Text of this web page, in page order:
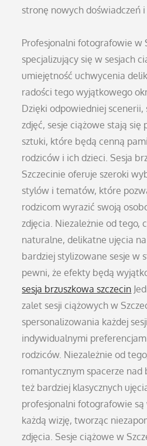
stronę nowych doświadczeń i
Profesjonalni fotografowie w
specjalizujący się w sesjach
umiejętność uchwycenia
radości tego wyjątkowego
Dzięki odpowiedniej
zdjęć, sesje ciążowe stają się
sztuki, które będą cenną
rodziców i ich dzieci. Sesja
Szczecinie oferuje szeroki
stylów i tematów, które
rodzicom wyrazić swoją
zdjęcia. Niezależnie od tego,
naturalne, delikatne ujęcia
bardziej stylizowane sesje w
pewni, że efekty będą
sesja brzuszkowa szczecin
zalet sesji ciążowych w
spersonalizowania każdej
indywidualnymi
rodziców. Niezależnie od
romantycznym spacerze nad
też bardziej klasycznych
profesjonalni fotografowie
każdą wizję, tworząc
zdjęcia. Sesje ciążowe w